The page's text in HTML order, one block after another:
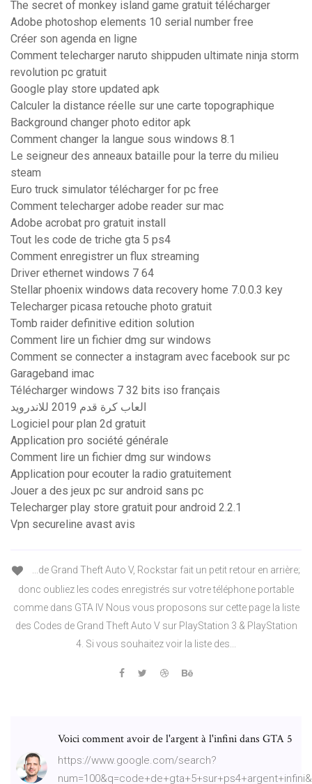
The secret of monkey island game gratuit télécharger
Adobe photoshop elements 10 serial number free
Créer son agenda en ligne
Comment telecharger naruto shippuden ultimate ninja storm
revolution pc gratuit
Google play store updated apk
Calculer la distance réelle sur une carte topographique
Background changer photo editor apk
Comment changer la langue sous windows 8.1
Le seigneur des anneaux bataille pour la terre du milieu
steam
Euro truck simulator télécharger for pc free
Comment telecharger adobe reader sur mac
Adobe acrobat pro gratuit install
Tout les code de triche gta 5 ps4
Comment enregistrer un flux streaming
Driver ethernet windows 7 64
Stellar phoenix windows data recovery home 7.0.0.3 key
Telecharger picasa retouche photo gratuit
Tomb raider definitive edition solution
Comment lire un fichier dmg sur windows
Comment se connecter a instagram avec facebook sur pc
Garageband imac
Télécharger windows 7 32 bits iso français
العاب كرة قدم 2019 للاندرويد
Logiciel pour plan 2d gratuit
Application pro société générale
Comment lire un fichier dmg sur windows
Application pour ecouter la radio gratuitement
Jouer a des jeux pc sur android sans pc
Telecharger play store gratuit pour android 2.2.1
Vpn secureline avast avis
...de Grand Theft Auto V, Rockstar fait un petit retour en arrière;
donc oubliez les codes enregistrés sur votre téléphone portable
comme dans GTA IV Nous vous proposons sur cette page la liste
des Codes de Grand Theft Auto V sur PlayStation 3 & PlayStation
4. Si vous souhaitez voir la liste des...
Voici comment avoir de l'argent à l'infini dans GTA 5
https://www.google.com/search?